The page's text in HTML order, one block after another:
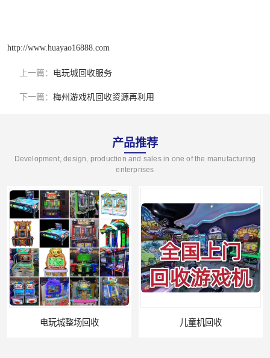
http://www.huayao16888.com
上一篇： 电玩城回收服务
下一篇： 梅州游戏机回收资源再利用
产品推荐
Development, design, production and sales in one of the manufacturing
enterprises
儿童机回收